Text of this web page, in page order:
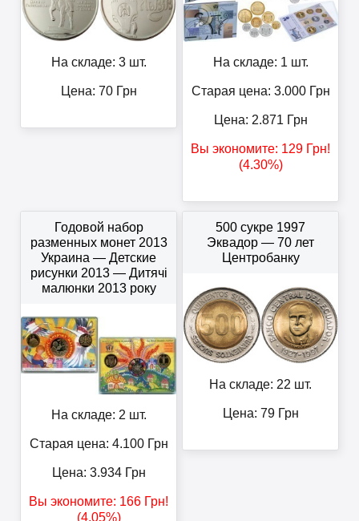
На складе: 3 шт.
Цена: 70Грн
На складе: 1 шт.
Старая цена: 3.000Грн
Цена: 2.871 Грн
Вы экономите: 129 Грн!
(4.30%)
Годовой набор
разменных монет 2013
Украина — Детские
рисунки 2013 — Дитячі
малюнки 2013 року
На складе: 2 шт.
Старая цена: 4.100Грн
Цена: 3.934Грн
Вы экономите: 166 Грн!
(4.05%)
500 сукре 1997
Эквадор — 70 лет
Центробанку
На складе: 22 шт.
Цена: 79Грн